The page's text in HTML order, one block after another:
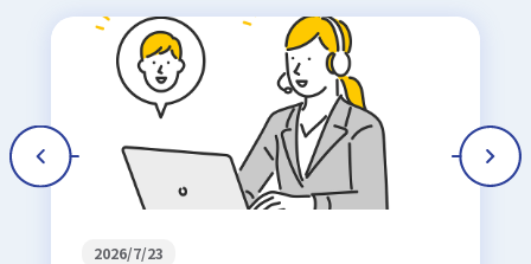
2026/7/23